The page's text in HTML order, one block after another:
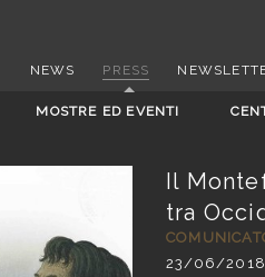
NEWS PRESS
MOSTRE ED EVENTI
Il
tra
23/06/2018